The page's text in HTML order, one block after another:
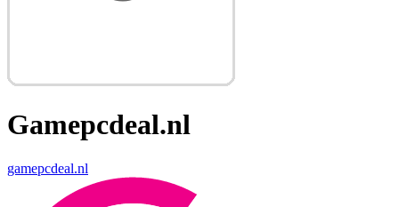
Gamepcdeal.nl
gamepcdeal.nl